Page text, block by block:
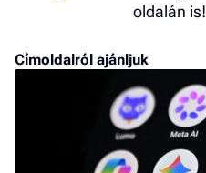
oldalán is!
Címoldalról ajánljuk